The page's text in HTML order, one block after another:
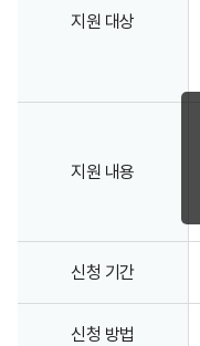
지원 대상
지원 내용
신청 기간
신청 방법